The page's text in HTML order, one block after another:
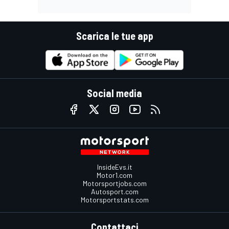
Scarica le tue app
Social media
InsideEvs.it
Motor1.com
Motorsportjobs.com
Autosport.com
Motorsportstats.com